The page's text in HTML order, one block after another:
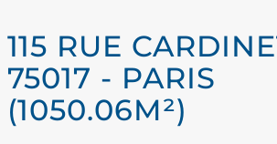
115 RUE
75017 - PARIS
(1050.06M²)